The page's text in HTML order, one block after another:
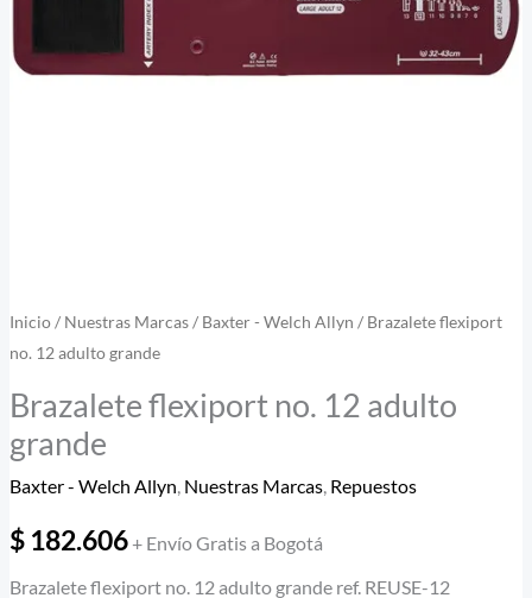
Inicio/ Nuestras Marcas/ Baxter - Welch Allyn / Brazalete flexiport
no. 12 adulto grande
Brazalete flexiport no. 12 adulto
grande
Baxter - Welch Allyn, Nuestras Marcas, Repuestos
$ 182.606+ Envío Gratis a Bogotá
Brazalete flexiport no. 12 adulto grande ref. REUSE-12